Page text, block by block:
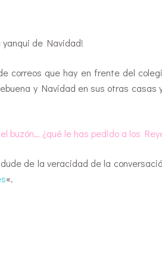
yanqui de Navidad!
correos que hay en frente del
y Navidad en sus otras casas
buzón… ¿qué le has pedido a los
de la veracidad de la
«.